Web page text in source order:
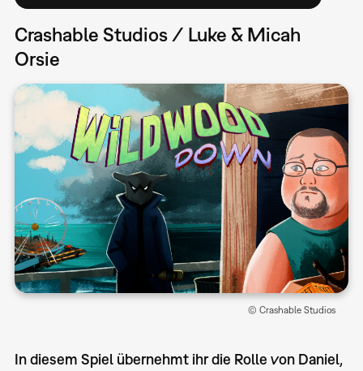
Crashable Studios / Luke & Micah
Orsie
© Crashable Studios
In diesem Spiel übernehmt ihr die Rolle von Daniel,